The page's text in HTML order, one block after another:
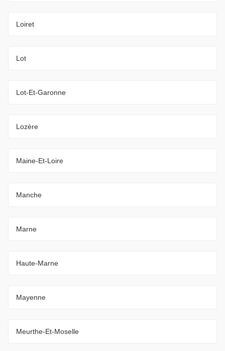
Loiret
Lot
Lot-Et-Garonne
Lozère
Maine-Et-Loire
Manche
Marne
Haute-Marne
Mayenne
Meurthe-Et-Moselle